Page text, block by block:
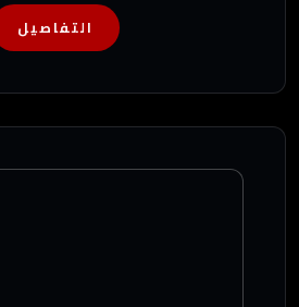
التفاصيل